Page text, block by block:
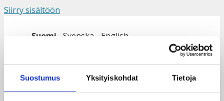
Suostumus Yksityiskohdat Tietoja
Siirry sisältöön
Suomi Svenska English